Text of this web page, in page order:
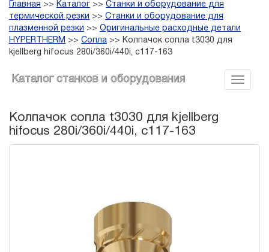
Главная >> Каталог >> Станки и оборудование для
термической резки >> Станки и оборудование для
плазменной резки >> Оригинальные расходные детали
HYPERTHERM >> Сопла >> Колпачок сопла t3030 для
kjellberg hifocus 280i/360i/440i, c117-163
Каталог станков и оборудования
Колпачок сопла t3030 для kjellberg
hifocus 280i/360i/440i, c117-163